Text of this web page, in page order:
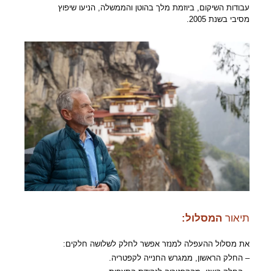
עבודות השיקום, ביוזמת מלך בהוטן והממשלה, הניעו שיפוץ
מסיבי בשנת 2005.
תיאור המסלול:
את מסלול ההעפלה למנזר אפשר לחלק לשלושה חלקים:
– החלק הראשון, ממגרש החנייה לקפטריה.